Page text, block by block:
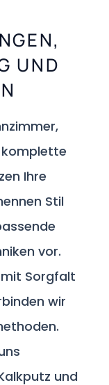
UND
Ihre
Stil
vor.
Sorgfalt
wir
und